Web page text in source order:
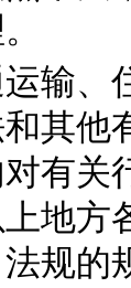
输、
其他
有关
地方
规的